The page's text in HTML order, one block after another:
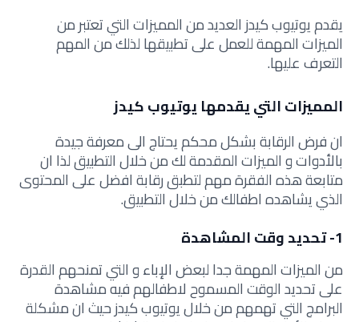
يقدم يوتيوب كيدز العديد من المميزات التي تعتبر من
الميزات المهمة للعمل على تطبيقها لذلك من المهم
التعرف عليها.
المميزات التي يقدمها يوتيوب كيدز
ان فرض الرقابة بشكل محكم يحتاج الى معرفة جيدة
بالأدوات و الميزات المقدمة لك من خلال التطبيق لذا ان
متابعة هذه الفقرة مهم لتطبق رقابة افضل على المحتوى
الذي يشاهده اطفالك من خلال التطبيق.
1- تحديد وقت المشاهدة
من الميزات المهمة جدا لبعض الإباء و التي تمنحهم القدرة
على تحديد الوقت المسموح لاطفالهم فيه مشاهدة
البرامج التي تهمهم من خلال يوتيوب كيدز حيث ان مشكلة